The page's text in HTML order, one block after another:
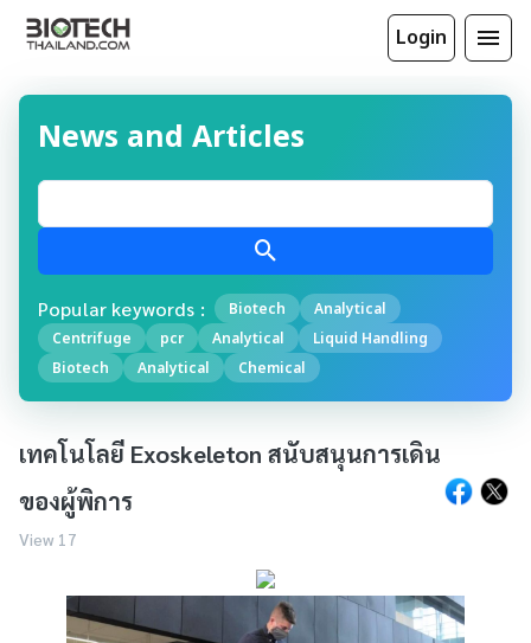
Login
News and Articles
Popular keywords : Biotech
Analytical
Centrifuge
pcr Analytical
Liquid Handling
Biotech
Analytical Chemical
เทคโนโลยี Exoskeleton สนับสนุนการเดิน
ของผู้พิการ
View 17